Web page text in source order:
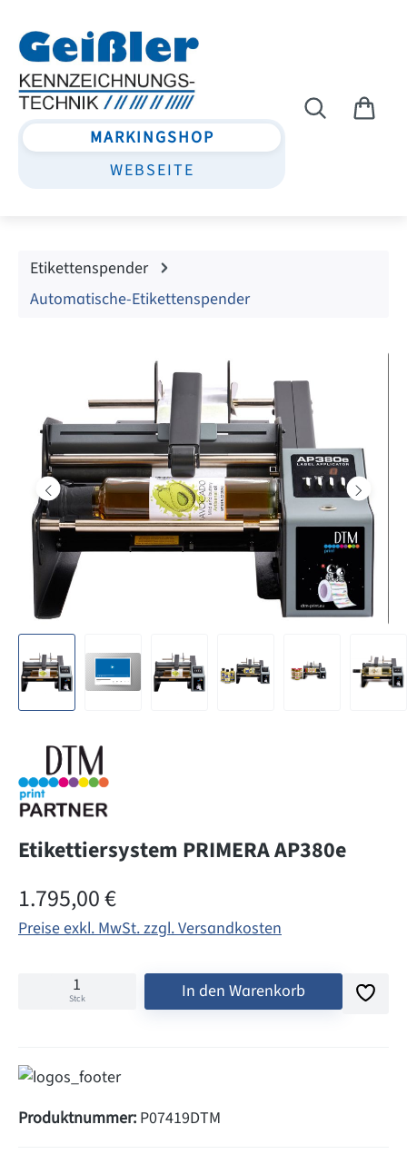
MARKINGSHOP
WEBSEITE
Etikettenspender
Automatische-Etikettenspender
Bildergalerie überspringen
Etikettiersystem PRIMERA AP380e
Regulärer Preis:
1.795,00 €
Preise exkl. MwSt. zzgl. Versandkosten
Stck In den Warenkorb
Produktnummer: P07419DTM